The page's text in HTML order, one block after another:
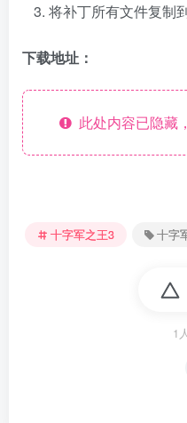
将补丁所有文件复制
下载地址：
此处内容已隐藏
十字军之王3 十字
1